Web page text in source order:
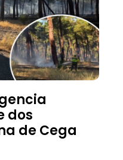
dos
de Cega